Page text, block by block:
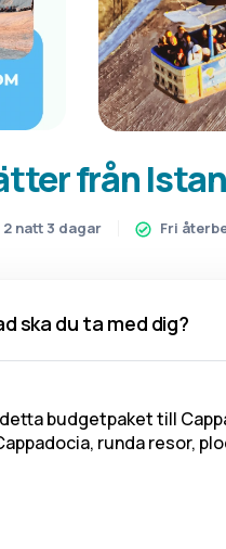
från
2 natt 3 dagar Fri
ska du ta med dig?
budgetpaket till
runda resor,